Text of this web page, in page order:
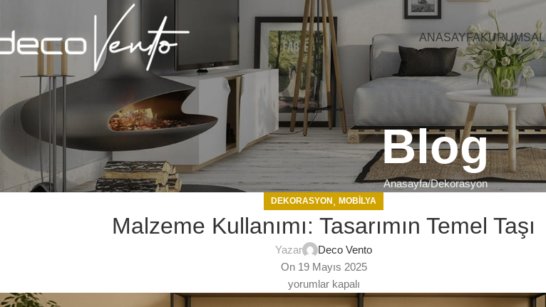
ANASAYFAKURUMSAL
Blog
Anasayfa Dekorasyon
DEKORASYON ,MOBILYA
Malzeme Kullanımı: Tasarımın Temel Taşı
Yazar
Deco Vento
On 19 Mayıs 2025
yorumlar kapalı